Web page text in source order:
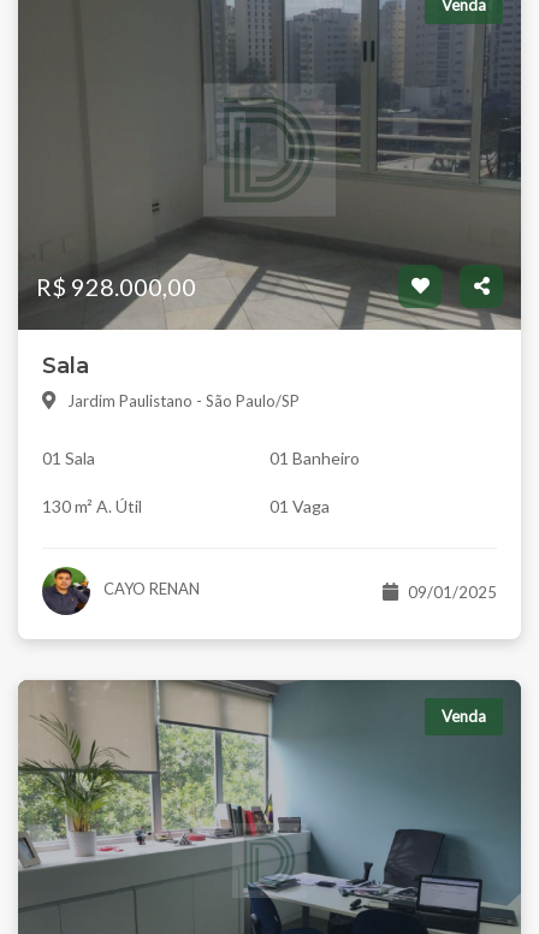
Venda
R$ 928.000,00
Sala
Jardim Paulistano - São Paulo/SP
01 Sala 01 Banheiro
130 m² A. Útil 01 Vaga
CAYO RENAN 09/01/2025
Venda